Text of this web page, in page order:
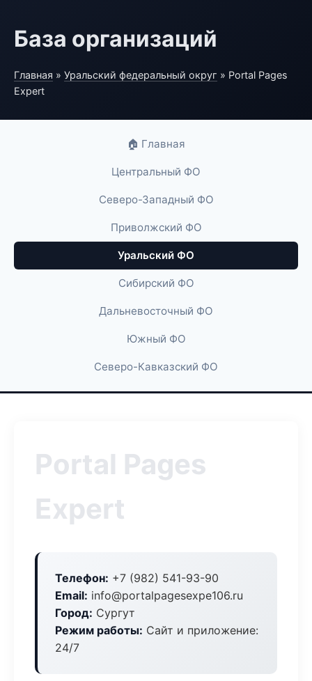
База организаций
Главная » Уральский федеральный округ » Portal Pages
Expert
🏠 Главная
Центральный ФО
Северо-Западный ФО
Приволжский ФО
Уральский ФО
Сибирский ФО
Дальневосточный ФО
Южный ФО
Северо-Кавказский ФО
Portal Pages
Expert
Телефон: +7 (982) 541-93-90
Email: info@portalpagesexpe106.ru
Город: Сургут
Режим работы: Сайт и приложение:
24/7